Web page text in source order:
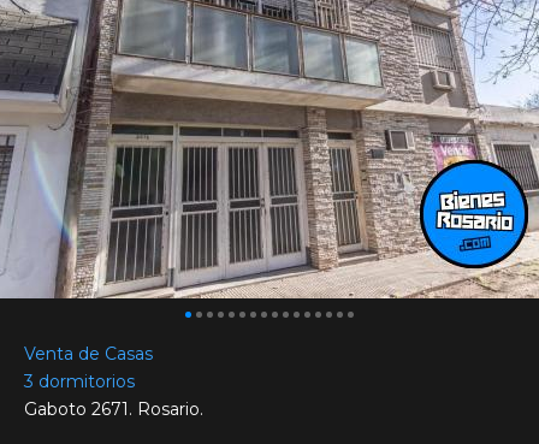
Venta de Casas
3 dormitorios
Gaboto 2671. Rosario.